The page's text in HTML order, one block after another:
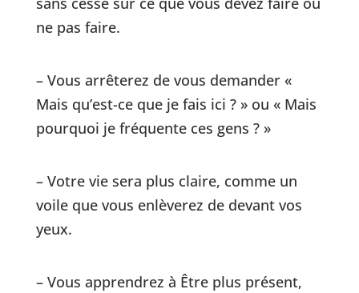
ne pas faire.
– Vous arrêterez de vous demander «
Mais qu’est-ce que je fais ici ? » ou « Mais
pourquoi je fréquente ces gens ? »
– Votre vie sera plus claire, comme un
voile que vous enlèverez de devant vos
yeux.
– Vous apprendrez à Être plus présent,